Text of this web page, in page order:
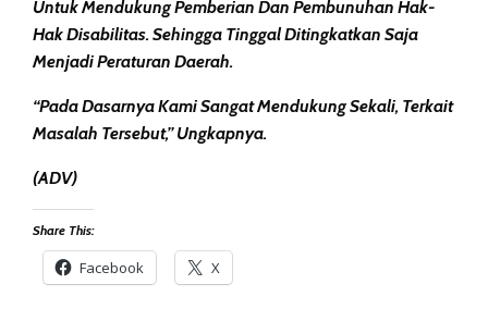
Untuk Mendukung Pemberian Dan Pembunuhan Hak-
Hak Disabilitas. Sehingga Tinggal Ditingkatkan Saja
Menjadi Peraturan Daerah.
“Pada Dasarnya Kami Sangat Mendukung Sekali, Terkait
Masalah Tersebut,” Ungkapnya.
(ADV)
Share This:
Facebook X